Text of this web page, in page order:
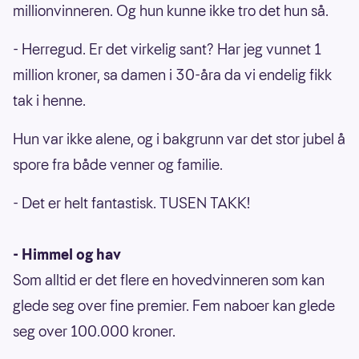
millionvinneren. Og hun kunne ikke tro det hun så.
- Herregud. Er det virkelig sant? Har jeg vunnet 1
million kroner, sa damen i 30-åra da vi endelig fikk
tak i henne.
Hun var ikke alene, og i bakgrunn var det stor jubel å
spore fra både venner og familie.
- Det er helt fantastisk. TUSEN TAKK!
- Himmel og hav
Som alltid er det flere en hovedvinneren som kan
glede seg over fine premier. Fem naboer kan glede
seg over 100.000 kroner.